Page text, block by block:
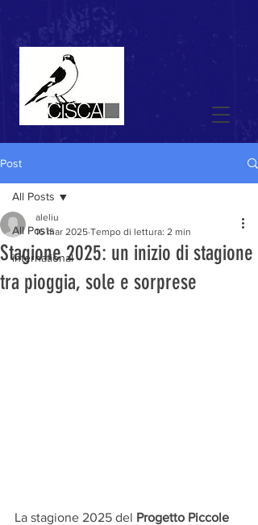
Post
All Posts
international
All Posts
Stagione 2025: un inizio di stagione
tra pioggia, sole e sorprese
aleliu
16 mar 2025 Tempo di lettura: 2 min
La stagione 2025 del Progetto Piccole